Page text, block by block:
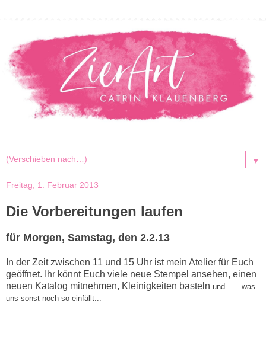
▼
Freitag, 1. Februar 2013
Die Vorbereitungen laufen
für Morgen, Samstag, den 2.2.13
In der Zeit zwischen 11 und 15 Uhr ist mein Atelier für Euch
geöffnet. Ihr könnt Euch viele neue Stempel ansehen, einen
neuen Katalog mitnehmen, Kleinigkeiten basteln und ..... was
uns sonst noch so einfällt...